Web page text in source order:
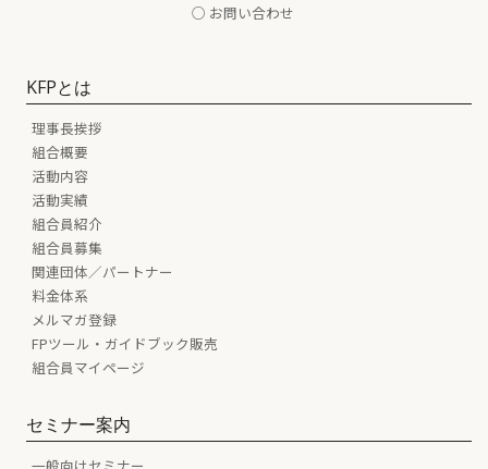
○ お問い合わせ
KFPとは
理事長挨拶
組合概要
活動内容
活動実績
組合員紹介
組合員募集
関連団体／パートナー
料金体系
メルマガ登録
FPツール・ガイドブック販売
組合員マイページ
セミナー案内